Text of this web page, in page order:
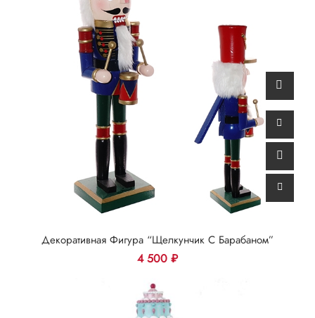
Декоративная Фигура “Щелкунчик С Барабаном”
4 500 ₽